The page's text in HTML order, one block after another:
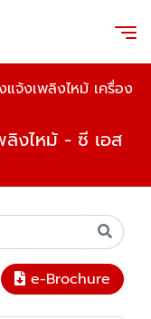
แจ้งเพลิงไหม้ เครื่อง
งไหม้ - ซี เอส
e-Brochure